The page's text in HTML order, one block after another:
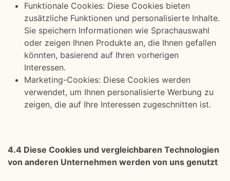
Funktionale Cookies: Diese Cookies bieten
zusätzliche Funktionen und personalisierte Inhalte.
Sie speichern Informationen wie Sprachauswahl
oder zeigen Ihnen Produkte an, die Ihnen gefallen
könnten, basierend auf Ihren vorherigen
Interessen.
Marketing-Cookies: Diese Cookies werden
verwendet, um Ihnen personalisierte Werbung zu
zeigen, die auf Ihre Interessen zugeschnitten ist.
4.4 Diese Cookies und vergleichbaren Technologien
von anderen Unternehmen werden von uns genutzt